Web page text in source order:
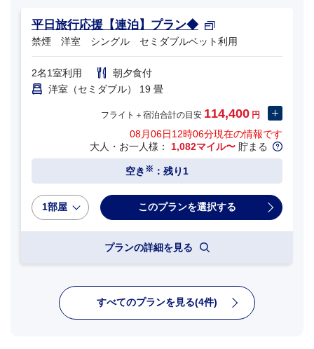
平日旅行応援【連泊】プラン◆
禁煙 洋室 シングル セミダブルベット利用
2名1室利用
朝夕食付
洋室（セミダブル） 19 畳
フライト＋宿泊合計の目安 114,400 円
08月06日12時06分現在の情報です
大人・お一人様： 1,082マイル〜 貯まる
空き ※ ：残り1
1部屋
プランの詳細を見る
すべてのプランを見る(4件)